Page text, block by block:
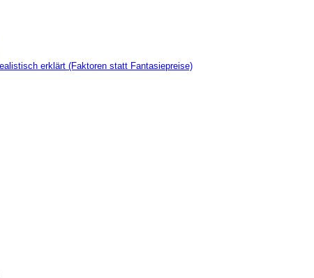
erklärt (Faktoren statt Fantasiepreise)